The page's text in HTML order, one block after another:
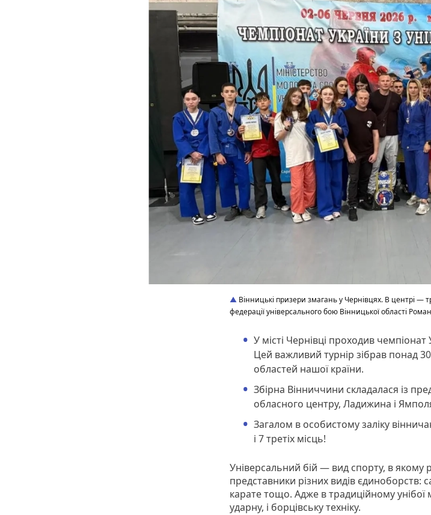
Вінницькі призери змагань у Чернівцях. В центрі —
федерації універсального бою Вінницької області
У місті Чернівці проходив
Цей важливий турнір зібрав понад
областей нашої країни.
Збірна Вінниччини складалася із
обласного центру, Ладижина і
Загалом в особистому заліку
і 7 третіх місць!
Універсальний бій — вид спорту, в якому
представники різних видів єдиноборств:
карате тощо. Адже в традиційному унібої
ударну, і борцівську техніку.